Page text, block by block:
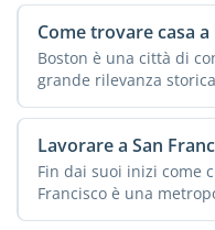
Come trovare casa
Boston è una città di
grande rilevanza
Lavorare a San
Fin dai suoi inizi come
Francisco è una